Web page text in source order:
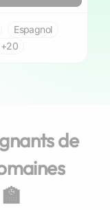
Espagnol
+20
de